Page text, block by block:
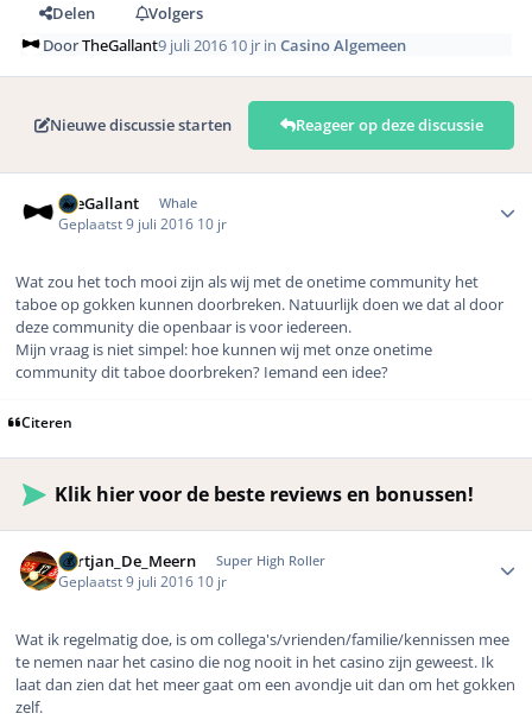
Delen
Volgers
DoorTheGallant9 juli 2016 10 jr inCasino Algemeen
Nieuwe discussie starten Reageer op deze discussie
TheGallant Whale
Geplaatst9 juli 2016 10 jr
Wat zou het toch mooi zijn als wij met de onetime community het
taboe op gokken kunnen doorbreken. Natuurlijk doen we dat al door
deze community die openbaar is voor iedereen.
Mijn vraag is niet simpel: hoe kunnen wij met onze onetime
community dit taboe doorbreken? Iemand een idee?
Citeren
Klik hier voor de beste reviews en bonussen!
Gertjan_De_Meern Super High Roller
Geplaatst9 juli 2016 10 jr
Wat ik regelmatig doe, is om collega's/vrienden/familie/kennissen mee
te nemen naar het casino die nog nooit in het casino zijn geweest. Ik
laat dan zien dat het meer gaat om een avondje uit dan om het gokken
zelf.